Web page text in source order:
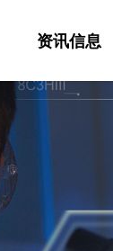
资讯信息